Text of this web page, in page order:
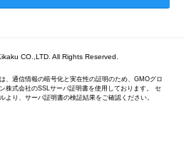
CO.,LTD. All Rights Reserved.
、通信情報の暗号化と実在性の証明のため、GMOグロ
株式会社のSSLサーバ証明書を使用しております。 セ
より、サーバ証明書の検証結果をご確認ください。